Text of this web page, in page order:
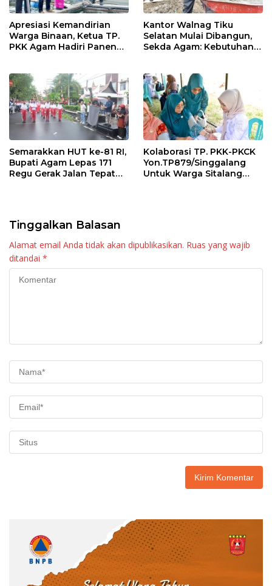
Apresiasi Kemandirian
Warga Binaan, Ketua TP.
PKK Agam Hadiri Panen
Kantor Walnag Tiku
Selatan Mulai Dibangun,
Sekda Agam: Kebutuhan
Semarakkan HUT ke-81 RI,
Bupati Agam Lepas 171
Regu Gerak Jalan Tepat
Kolaborasi TP. PKK-PKCK
Yon.TP879/Singgalang
Untuk Warga Sitalang
Tinggalkan Balasan
Alamat email Anda tidak akan dipublikasikan. Ruas yang wajib
ditandai *